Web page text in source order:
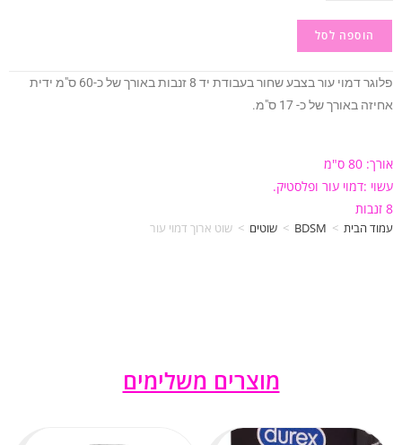
הוספה לסל
פלוגר דמוי עור בצבע שחור בעבודת יד 8 זנבות באורך של כ-60 ס"מ ידית
אחיזה באורך של כ- 17 ס"מ.
אורך: 80 ס"מ
עשוי :דמוי עור ופלסטיק.
8 זנבות
עמוד הבית >
BDSM
> שוטים > שוט ארוך דמוי עור
מוצרים משלימים